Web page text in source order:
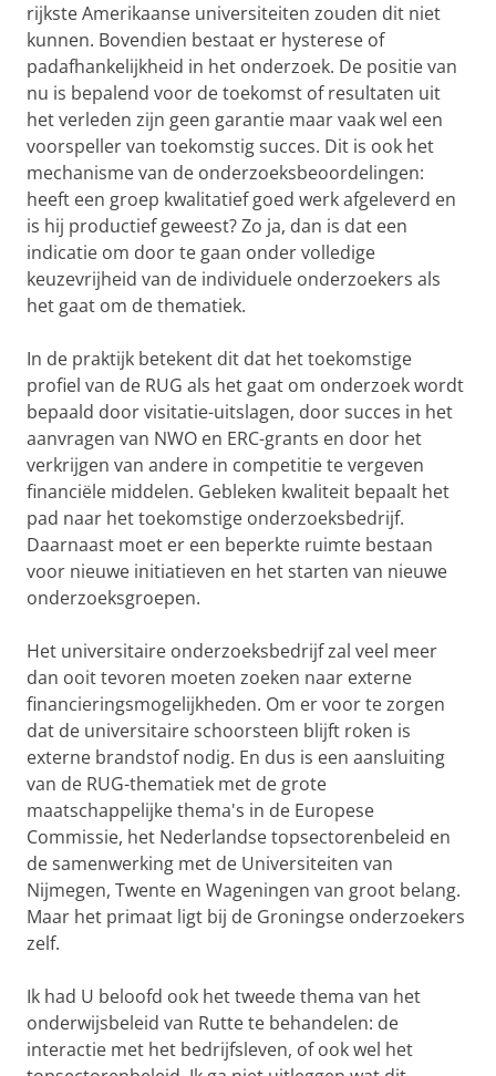
rijkste Amerikaanse universiteiten zouden dit niet
kunnen. Bovendien bestaat er hysterese of
padafhankelijkheid in het onderzoek. De positie van
nu is bepalend voor de toekomst of resultaten uit
het verleden zijn geen garantie maar vaak wel een
voorspeller van toekomstig succes. Dit is ook het
mechanisme van de onderzoeksbeoordelingen:
heeft een groep kwalitatief goed werk afgeleverd en
is hij productief geweest? Zo ja, dan is dat een
indicatie om door te gaan onder volledige
keuzevrijheid van de individuele onderzoekers als
het gaat om de thematiek.
In de praktijk betekent dit dat het toekomstige
profiel van de RUG als het gaat om onderzoek wordt
bepaald door visitatie-uitslagen, door succes in het
aanvragen van NWO en ERC-grants en door het
verkrijgen van andere in competitie te vergeven
financiële middelen. Gebleken kwaliteit bepaalt het
pad naar het toekomstige onderzoeksbedrijf.
Daarnaast moet er een beperkte ruimte bestaan
voor nieuwe initiatieven en het starten van nieuwe
onderzoeksgroepen.
Het universitaire onderzoeksbedrijf zal veel meer
dan ooit tevoren moeten zoeken naar externe
financieringsmogelijkheden. Om er voor te zorgen
dat de universitaire schoorsteen blijft roken is
externe brandstof nodig. En dus is een aansluiting
van de RUG-thematiek met de grote
maatschappelijke thema's in de Europese
Commissie, het Nederlandse topsectorenbeleid en
de samenwerking met de Universiteiten van
Nijmegen, Twente en Wageningen van groot belang.
Maar het primaat ligt bij de Groningse onderzoekers
zelf.
Ik had U beloofd ook het tweede thema van het
onderwijsbeleid van Rutte te behandelen: de
interactie met het bedrijfsleven, of ook wel het